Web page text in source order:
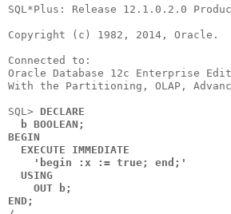
SQL*Plus: Release 12.1.0.2.0
Copyright (c) 1982, 2014,
Connected to:
Oracle Database 12c Enterprise
With the Partitioning, OLAP,
SQL> DECLARE
  b BOOLEAN;
BEGIN
  EXECUTE IMMEDIATE
    'begin :x := true; end;'
  USING
    OUT b;
END;